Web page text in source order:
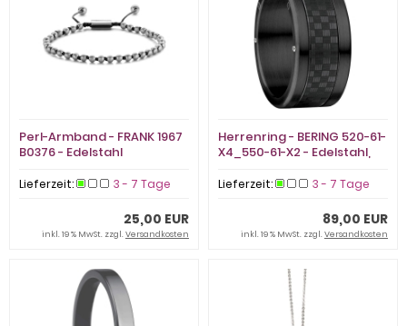
Perl-Armband - FRANK 1967
B0376 - Edelstahl
Lieferzeit: 3 - 7 Tage
25,00 EUR
inkl. 19 % MwSt. zzgl.Versandkosten
Herrenring - BERING 520-61-
X4_550-61-X2 - Edelstahl,
Lieferzeit: 3 - 7 Tage
89,00 EUR
inkl. 19 % MwSt. zzgl.Versandkosten